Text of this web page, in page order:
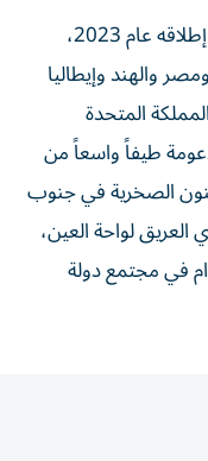
ودعم الصندوق 18 مشروعاً بحثياً، منذ إطلاقه عام 2023،
والهند وإيطاليا
المتحدة
طيفاً واسعاً من
الصخرية في جنوب
العريق لواحة العين،
في مجتمع دولة